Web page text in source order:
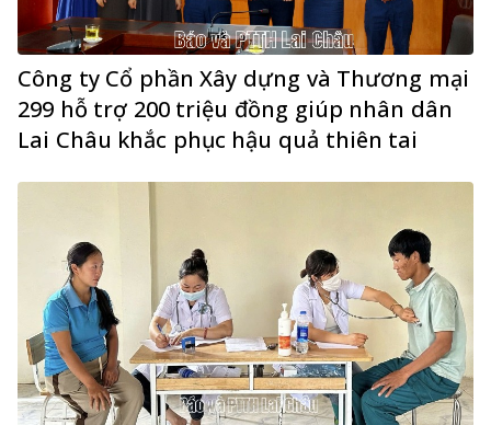
Công ty Cổ phần Xây dựng và Thương mại
299 hỗ trợ 200 triệu đồng giúp nhân dân
Lai Châu khắc phục hậu quả thiên tai